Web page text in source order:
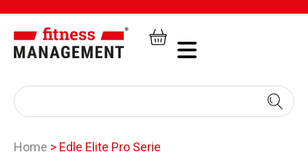
Home > Edle Elite Pro Serie